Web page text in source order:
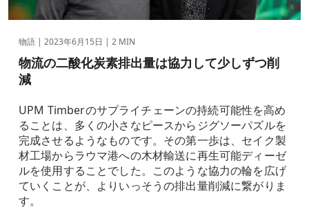
物語 | 2023年6月15日 | 2 MIN
物流の二酸化炭素排出量は協力して少しずつ削
減
UPM Timberのサプライチェーンの持続可能性を高め
ることは、多くの小さなピースからジグソーパズルを
完成させるようなものです。その第一歩は、セイク製
材工場からラウマ港への木材輸送に再生可能ディーゼ
ルを使用することでした。このような協力の輪を広げ
ていくことが、よりいっそうの排出量削減に繋がりま
す。